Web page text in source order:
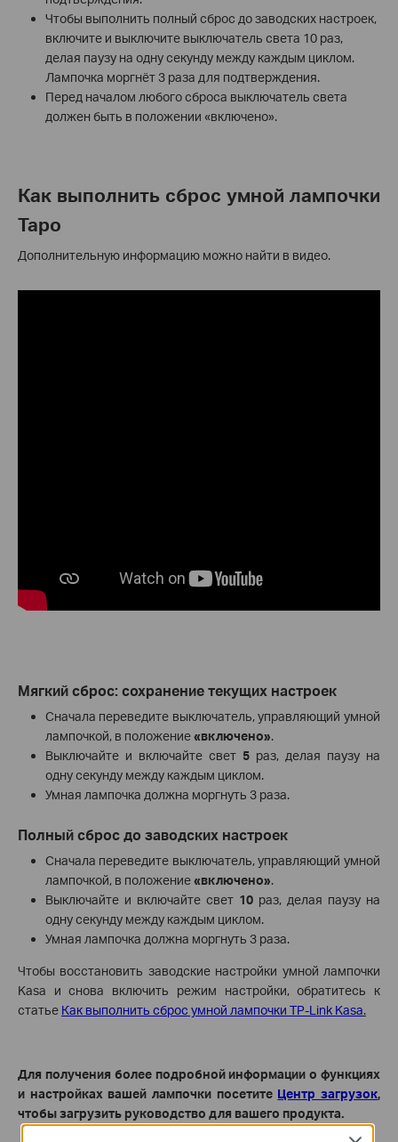
Чтобы выполнить полный сброс до заводских настроек,
включите и выключите выключатель света 10 раз,
делая паузу на одну секунду между каждым циклом.
Лампочка моргнёт 3 раза для подтверждения.
Перед началом любого сброса выключатель света
должен быть в положении «включено».
Как выполнить сброс умной лампочки
Tapo
Дополнительную информацию можно найти в видео.
Мягкий сброс: сохранение текущих настроек
Сначала переведите выключатель, управляющий умной
лампочкой, в положение«включено».
Выключайте и включайте свет 5раз, делая паузу на
одну секунду между каждым циклом.
Умная лампочка должна моргнуть 3 раза.
Полный сброс до заводских настроек
Сначала переведите выключатель, управляющий умной
лампочкой, в положение«включено».
Выключайте и включайте свет 10раз, делая паузу на
одну секунду между каждым циклом.
Умная лампочка должна моргнуть 3 раза.
Чтобы восстановить заводские настройки умной лампочки
Kasa и снова включить режим настройки, обратитесь к
статье Как выполнить сброс умной лампочки TP-Link Kasa.
Для получения более подробной информации о функциях
и настройках вашей лампочки посетите Центр загрузок,
чтобы загрузить руководство для вашего продукта.